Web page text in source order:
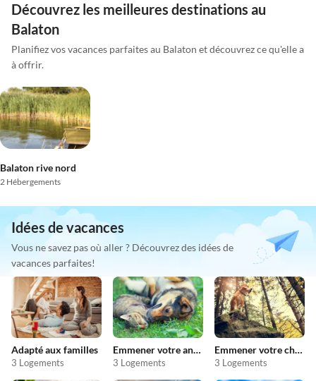
Découvrez les meilleures destinations au
Balaton
Planifiez vos vacances parfaites au Balaton et découvrez ce qu'elle a
à offrir.
Balaton rive nord
2 Hébergements
Idées de vacances
Vous ne savez pas où aller ? Découvrez des idées de
vacances parfaites!
Adapté aux familles
3 Logements
Emmener votre animal en vacances
3 Logements
Emmener votre chien en vacances
3 Logements